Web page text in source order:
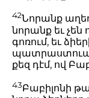
42Նորանք
նորանք եւ չեն
գոռում, եւ
քեզ դէմ, ով
43Բաբիլոնի